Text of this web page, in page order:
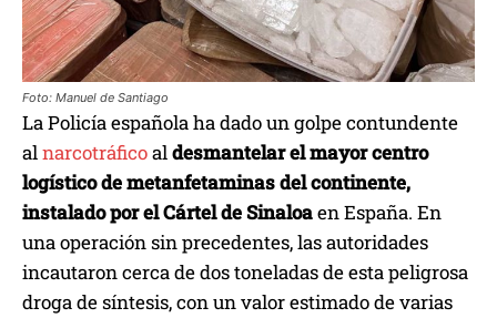
Foto: Manuel de Santiago
La Policía española ha dado un golpe contundente
alnarcotráficoaldesmantelar el mayor centro
logístico de metanfetaminas del continente,
instalado por el Cártel de Sinaloaen España. En
una operación sin precedentes, las autoridades
incautaron cerca de dos toneladas de esta peligrosa
droga de síntesis, con un valor estimado de varias